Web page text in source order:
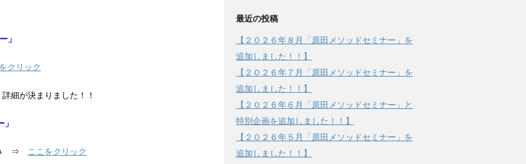
」
クリック
細が決まりました！！
み ⇒ ここをクリック
最近の投稿
【２０２６年８月「原田メソッドセミナー」を
追加しました！！】
【２０２６年７月「原田メソッドセミナー」を
追加しました！！】
【２０２６年６月「原田メソッドセミナー」と
特別企画を追加しました！！】
【２０２６年５月「原田メソッドセミナー」を
追加しました！！】